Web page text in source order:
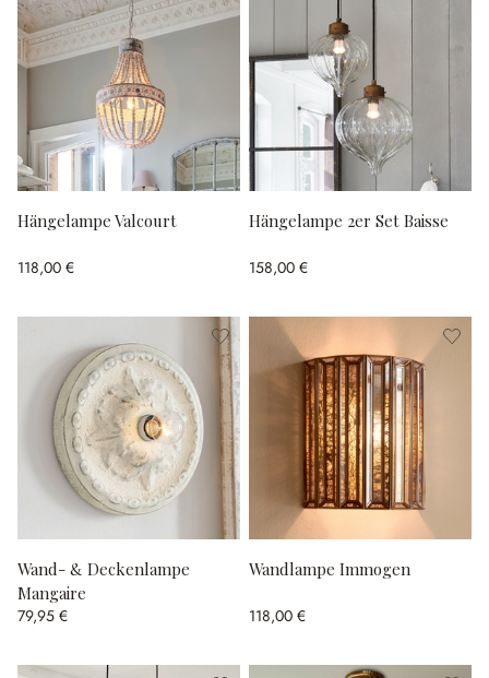
Hängelampe Valcourt
118,00 €
Hängelampe 2er Set Baisse
158,00 €
Wand- & Deckenlampe
Mangaire
79,95 €
Wandlampe Immogen
118,00 €